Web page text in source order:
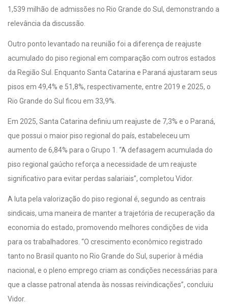
1,539 milhão de admissões no Rio Grande do Sul, demonstrando a
relevância da discussão.
Outro ponto levantado na reunião foi a diferença de reajuste
acumulado do piso regional em comparação com outros estados
da Região Sul. Enquanto Santa Catarina e Paraná ajustaram seus
pisos em 49,4% e 51,8%, respectivamente, entre 2019 e 2025, o
Rio Grande do Sul ficou em 33,9%.
Em 2025, Santa Catarina definiu um reajuste de 7,3% e o Paraná,
que possui o maior piso regional do país, estabeleceu um
aumento de 6,84% para o Grupo 1. “A defasagem acumulada do
piso regional gaúcho reforça a necessidade de um reajuste
significativo para evitar perdas salariais”, completou Vidor.
A luta pela valorização do piso regional é, segundo as centrais
sindicais, uma maneira de manter a trajetória de recuperação da
economia do estado, promovendo melhores condições de vida
para os trabalhadores. “O crescimento econômico registrado
tanto no Brasil quanto no Rio Grande do Sul, superior à média
nacional, e o pleno emprego criam as condições necessárias para
que a classe patronal atenda às nossas reivindicações”, concluiu
Vidor.